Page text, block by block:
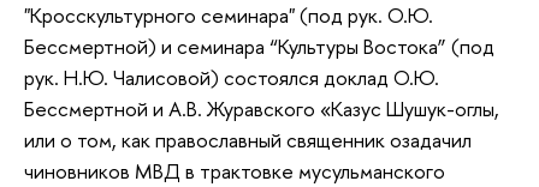
"Кросскультурного семинара" (под рук. О.Ю.
Бессмертной) и семинара “Культуры Востока” (под
рук. Н.Ю. Чалисовой) состоялся доклад О.Ю.
Бессмертной и А.В. Журавского «Казус Шушук-оглы,
или о том, как православный священник озадачил
чиновников МВД в трактовке мусульманского